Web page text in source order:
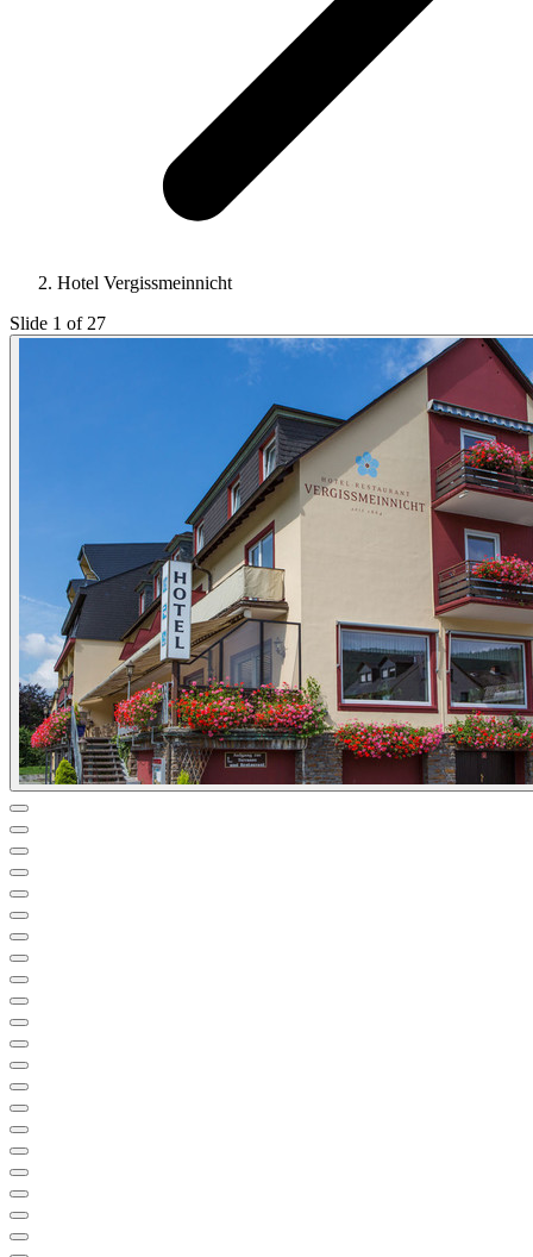
Hotel Vergissmeinnicht
Slide 1 of 27